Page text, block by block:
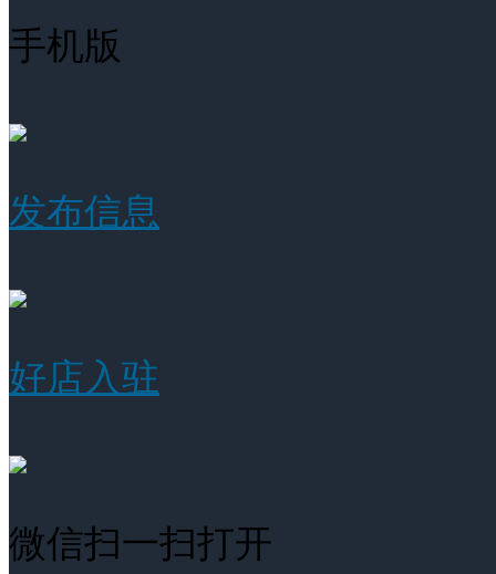
手机版
发布信息
好店入驻
微信扫一扫打开